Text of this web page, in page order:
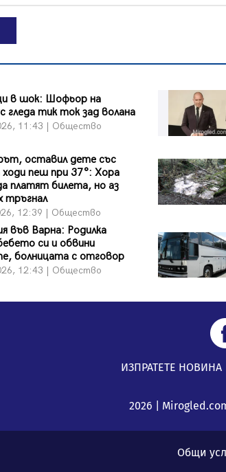
в шок: Шофьор на
гледа тик ток зад волана
11:43 | Общество
оставил дете със
пеш при 37°: Хора
платят билета, но аз
тръгнал
12:39 | Общество
във Варна: Родилка
си и обвини
болницата с отговор
12:43 | Общество
ИЗПРАТЕТЕ НОВИНА
2026 |
Общи